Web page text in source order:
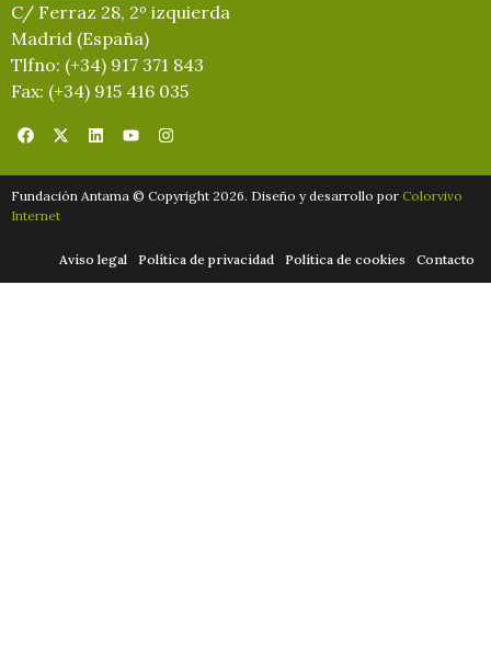
C/ Ferraz 28, 2º izquierda
Madrid (España)
Tlfno: (+34) 917 371 843
Fax: (+34) 915 416 035
Fundación Antama © Copyright 2026. Diseño y desarrollo por Colorvivo
Internet
Aviso legal Política de privacidad Política de cookies Contacto